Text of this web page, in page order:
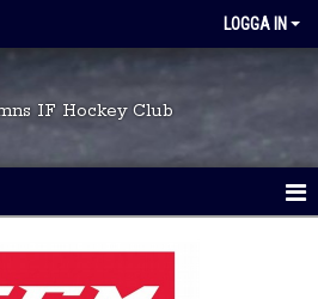
LOGGA IN
IF Hockey Club